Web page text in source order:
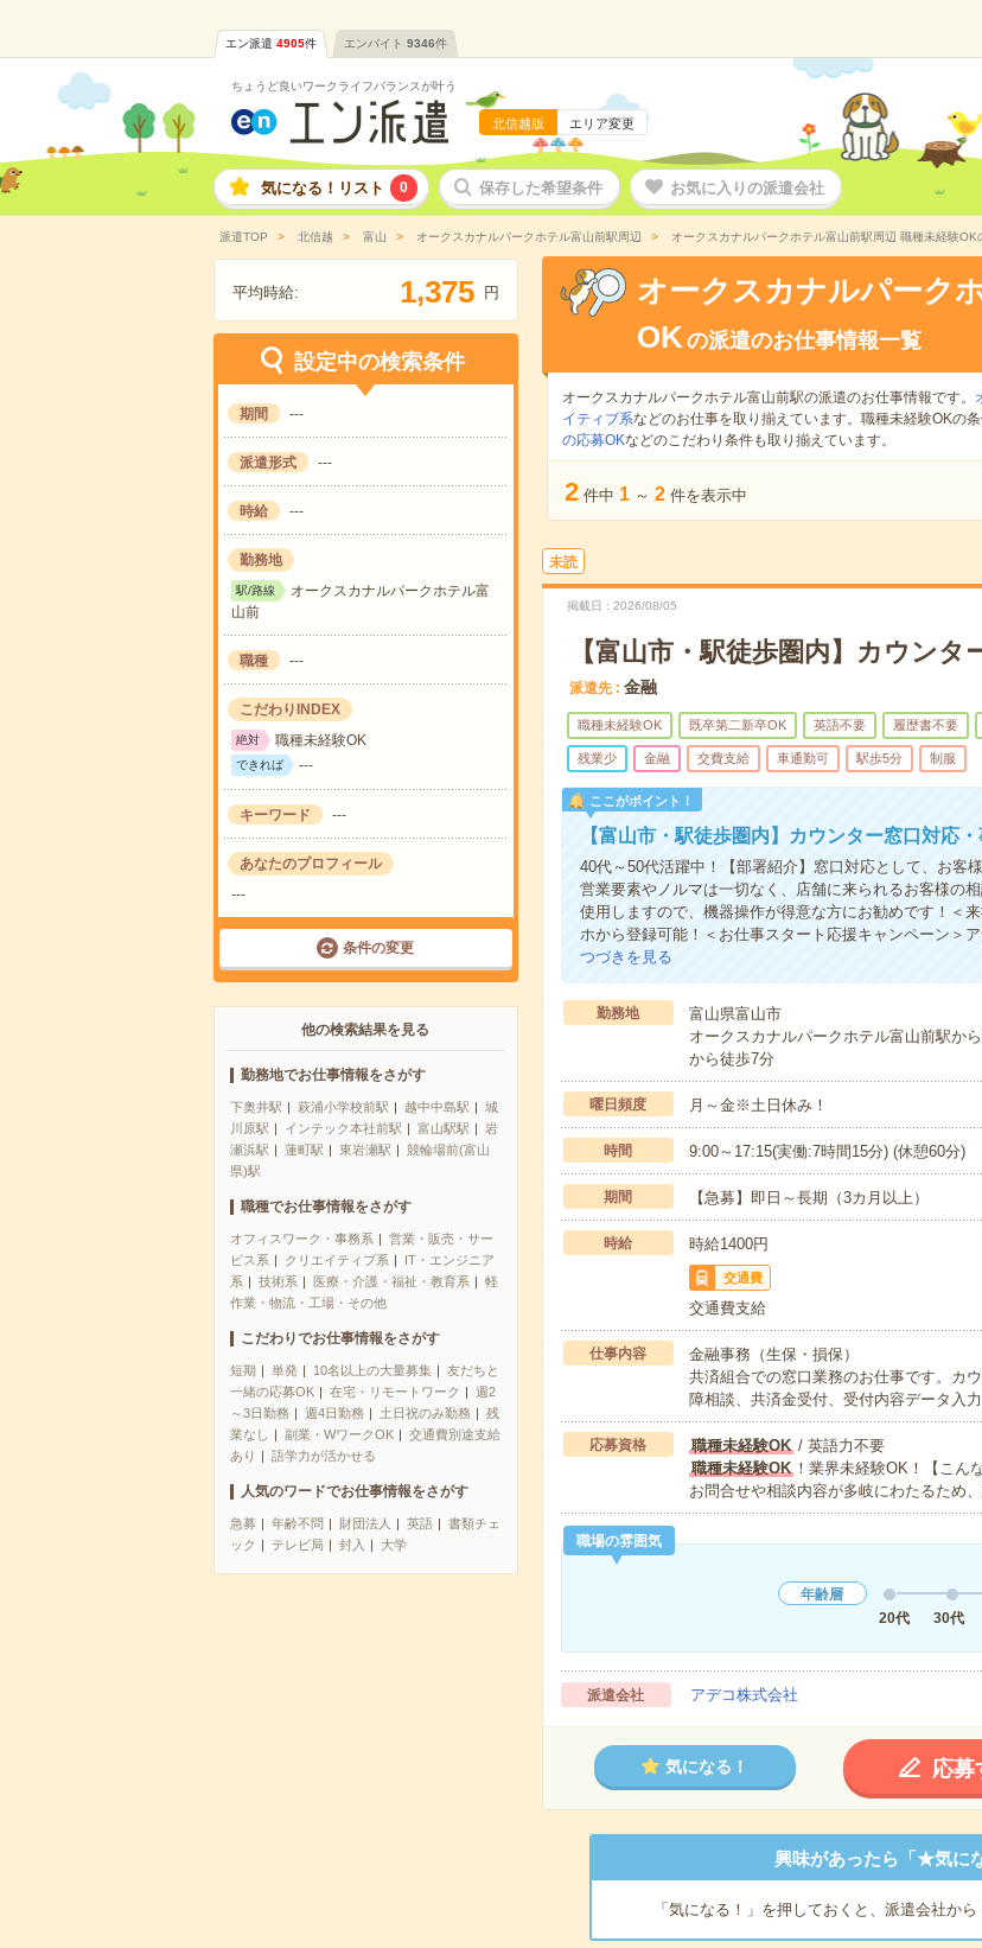
エン派遣 4905件 エンバイト 9346件
ちょうど良いワークライフバランスが叶う
北信越版 エリア変更
気になる！リスト 0 保存した希望条件 お気に入りの派遣会社
派遣TOP 北信越 富山 オークスカナルパークホテル富山前駅周辺 オークスカナルパークホテル富山前駅周辺 職種未経験OK
平均時給: 1,375 円
設定中の検索条件
期間 ---
派遣形式 ---
時給 ---
勤務地
駅/路線
オークスカナルパークホテル富
山前
職種 ---
こだわりINDEX
絶対 職種未経験OK
できれば ---
キーワード ---
あなたのプロフィール
---
条件の変更
他の検索結果を見る
勤務地でお仕事情報をさがす
下奥井駅 萩浦小学校前駅 越中中島駅
城
川原駅
インテック本社前駅 富山駅駅
岩
瀬浜駅
蓮町駅 東岩瀬駅
競輪場前(富山
県)駅
職種でお仕事情報をさがす
オフィスワーク・事務系
営業・販売・サー
ビス系
クリエイティブ系
IT・エンジニア
系
技術系 医療・介護・福祉・教育系
軽
作業・物流・工場・その他
こだわりでお仕事情報をさがす
短期 単発 10名以上の大量募集
友だちと
一緒の応募OK
在宅・リモートワーク
週2
～3日勤務
週4日勤務 土日祝のみ勤務
残
業なし
副業・WワークOK
交通費別途支給
あり
語学力が活かせる
人気のワードでお仕事情報をさがす
急募 年齢不問 財団法人 英語
書類チェ
ック
テレビ局 封入 大学
オークスカナルパーク
OKの派遣のお仕事情報一覧
オークスカナルパークホテル富山前駅の派遣のお仕事情報です。
イティブ系などのお仕事を取り揃えています。職種未経験OKの条
の応募OKなどのこだわり条件も取り揃えています。
2 件中 1 ～ 2 件を表示中
未読
掲載日 2026/08/05
【富山市・駅徒歩圏内】カウンタ
派遣先 金融
職種未経験OK 既卒第二新卒OK 英語不要 履歴書不要
残業少 金融 交費支給 車通勤可 駅歩5分 制服
ここがポイント！
【富山市・駅徒歩圏内】カウンター窓口対応
40代～50代活躍中！【部署紹介】窓口対応として、お客
営業要素やノルマは一切なく、店舗に来られるお客様の
使用しますので、機器操作が得意な方にお勧めです！＜
ホから登録可能！＜お仕事スタート応援キャンペーン＞
つづきを見る
勤務地
富山県富山市
オークスカナルパークホテル富山前駅か
から徒歩7分
曜日頻度 月～金※土日休み！
時間 9:00～17:15(実働:7時間15分) (休憩60分)
期間 【急募】即日～長期（3カ月以上）
時給 時給1400円
交通費
交通費支給
仕事内容
金融事務（生保・損保）
共済組合での窓口業務のお仕事です。カ
障相談、共済金受付、受付内容データ入
応募資格 職種未経験OK/ 英語力不要
職種未経験OK！業界未経験OK！【こん
お問合せや相談内容が多岐にわたるため
職場の雰囲気
年齢層
20代
30代
派遣会社 アデコ株式会社
気になる！ 応募
興味があったら「★気に
「気になる！」を押しておくと、派遣会社から